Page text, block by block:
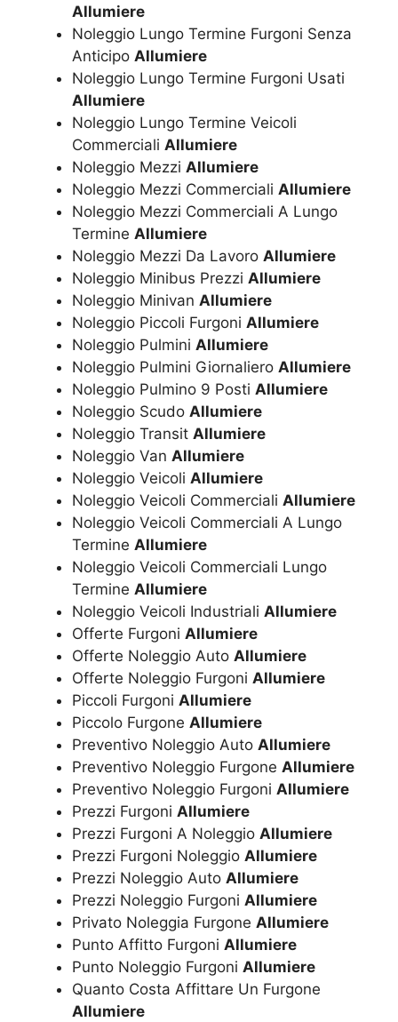
Allumiere
Noleggio Lungo Termine Furgoni Senza
Anticipo Allumiere
Noleggio Lungo Termine Furgoni Usati
Allumiere
Noleggio Lungo Termine Veicoli
Commerciali Allumiere
Noleggio Mezzi Allumiere
Noleggio Mezzi Commerciali Allumiere
Noleggio Mezzi Commerciali A Lungo
Termine Allumiere
Noleggio Mezzi Da Lavoro Allumiere
Noleggio Minibus Prezzi Allumiere
Noleggio Minivan Allumiere
Noleggio Piccoli Furgoni Allumiere
Noleggio Pulmini Allumiere
Noleggio Pulmini Giornaliero Allumiere
Noleggio Pulmino 9 Posti Allumiere
Noleggio Scudo Allumiere
Noleggio Transit Allumiere
Noleggio Van Allumiere
Noleggio Veicoli Allumiere
Noleggio Veicoli Commerciali Allumiere
Noleggio Veicoli Commerciali A Lungo
Termine Allumiere
Noleggio Veicoli Commerciali Lungo
Termine Allumiere
Noleggio Veicoli Industriali Allumiere
Offerte Furgoni Allumiere
Offerte Noleggio Auto Allumiere
Offerte Noleggio Furgoni Allumiere
Piccoli Furgoni Allumiere
Piccolo Furgone Allumiere
Preventivo Noleggio Auto Allumiere
Preventivo Noleggio Furgone Allumiere
Preventivo Noleggio Furgoni Allumiere
Prezzi Furgoni Allumiere
Prezzi Furgoni A Noleggio Allumiere
Prezzi Furgoni Noleggio Allumiere
Prezzi Noleggio Auto Allumiere
Prezzi Noleggio Furgoni Allumiere
Privato Noleggia Furgone Allumiere
Punto Affitto Furgoni Allumiere
Punto Noleggio Furgoni Allumiere
Quanto Costa Affittare Un Furgone
Allumiere